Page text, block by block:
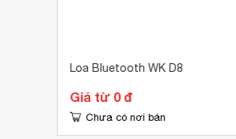
Loa Bluetooth WK D8
Giá từ 0 đ
Chưa có nơi bán